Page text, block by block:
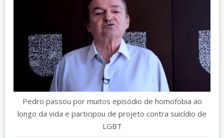
Pedro passou por muitos episódio de homofobia ao
longo da vida e participou de projeto contra suicídio de
LGBT